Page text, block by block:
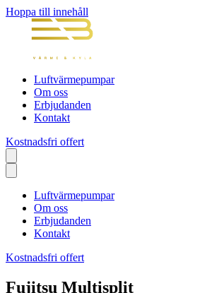
Hoppa till innehåll
Luftvärmepumpar
Om oss
Erbjudanden
Kontakt
Kostnadsfri offert
Luftvärmepumpar
Om oss
Erbjudanden
Kontakt
Kostnadsfri offert
Fujitsu Multisplit